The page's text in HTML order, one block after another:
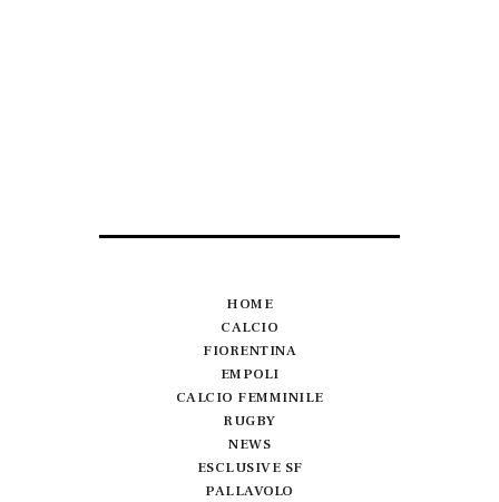
HOME
CALCIO
FIORENTINA
EMPOLI
CALCIO FEMMINILE
RUGBY
NEWS
ESCLUSIVE SF
PALLAVOLO